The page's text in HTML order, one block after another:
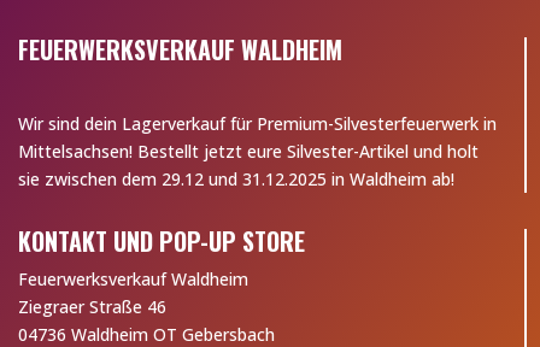
FEUERWERKSVERKAUF WALDHEIM
Wir sind dein Lagerverkauf für Premium-Silvesterfeuerwerk in
Mittelsachsen! Bestellt jetzt eure Silvester-Artikel und holt
sie zwischen dem 29.12 und 31.12.2025 in Waldheim ab!
KONTAKT UND POP-UP STORE
Feuerwerksverkauf Waldheim
Ziegraer Straße 46
04736 Waldheim OT Gebersbach